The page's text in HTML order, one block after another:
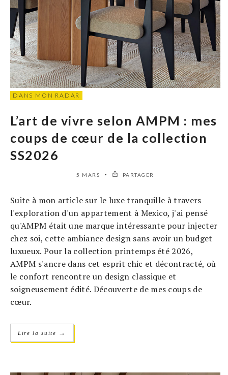
DANS MON RADAR
L’art de vivre selon AMPM : mes
coups de cœur de la collection
SS2026
5 MARS PARTAGER
Suite à mon article sur le luxe tranquille à travers
l'exploration d'un appartement à Mexico, j'ai pensé
qu'AMPM était une marque intéressante pour injecter
chez soi, cette ambiance design sans avoir un budget
luxueux. Pour la collection printemps été 2026,
AMPM s'ancre dans cet esprit chic et décontracté, où
le confort rencontre un design classique et
soigneusement édité. Découverte de mes coups de
cœur.
Lire la suite →